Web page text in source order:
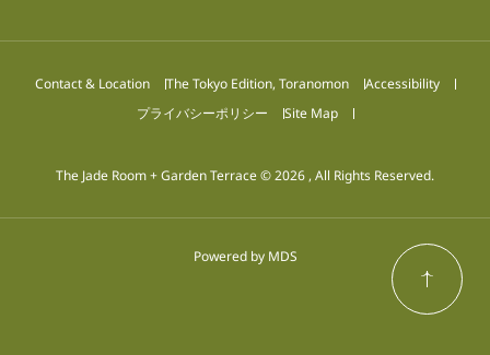
Contact & Location The Tokyo Edition, Toranomon
Accessibility
プライバシーポリシー
Site Map
The Jade Room + Garden Terrace © 2026 , All Rights Reserved.
Powered by MDS